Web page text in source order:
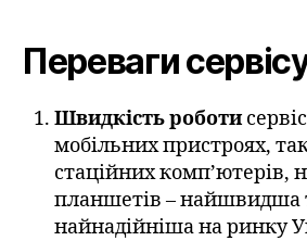
Переваги
Швидкість роботи
мобільних пристроях,
стаційних комп’ютерів,
планшетів – найшвидша
найнадійніша на ринку